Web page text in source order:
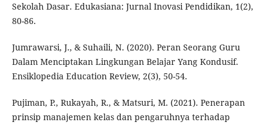
Sekolah Dasar. Edukasiana: Jurnal Inovasi Pendidikan, 1(2),
80-86.
Jumrawarsi, J., & Suhaili, N. (2020). Peran Seorang Guru
Dalam Menciptakan Lingkungan Belajar Yang Kondusif.
Ensiklopedia Education Review, 2(3), 50-54.
Pujiman, P., Rukayah, R., & Matsuri, M. (2021). Penerapan
prinsip manajemen kelas dan pengaruhnya terhadap